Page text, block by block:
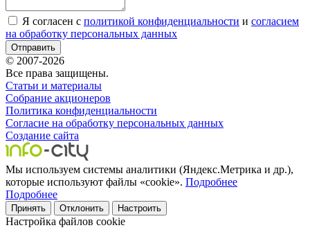
Я согласен с политикой конфиденциальности и согласием
на обработку персональных данных
Отправить
© 2007-2026
Все права защищены.
Статьи и материалы
Собрание акционеров
Политика конфиденциальности
Согласие на обработку персональных данных
Создание сайта
Мы используем системы аналитики (Яндекс.Метрика и др.),
которые используют файлы «cookie». Подробнее
Подробнее
Принять Отклонить Настроить
Настройка файлов cookie